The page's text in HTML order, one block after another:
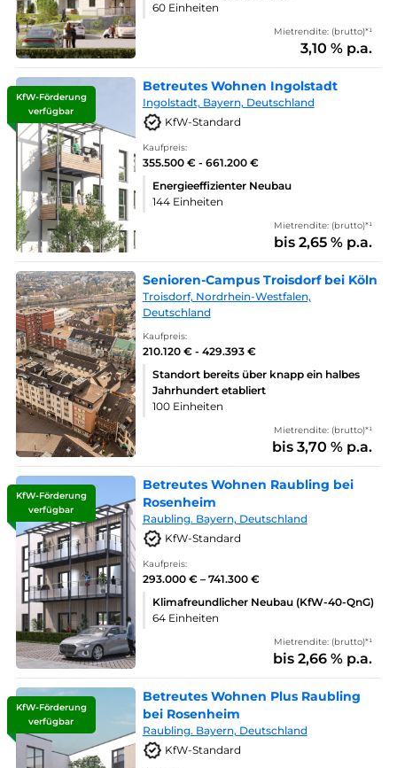
60 Einheiten
Mietrendite: (brutto)*¹
3,10 % p.a.
KfW-Förderung
verfügbar
Betreutes Wohnen Ingolstadt
Ingolstadt, Bayern, Deutschland
KfW-Standard
Kaufpreis:
355.500 € - 661.200 €
Energieeffizienter Neubau
144 Einheiten
Mietrendite: (brutto)*¹
bis 2,65 % p.a.
Senioren-Campus Troisdorf bei Köln
Troisdorf, Nordrhein-Westfalen,
Deutschland
Kaufpreis:
210.120 € - 429.393 €
Standort bereits über knapp ein halbes
Jahrhundert etabliert
100 Einheiten
Mietrendite: (brutto)*¹
bis 3,70 % p.a.
KfW-Förderung
verfügbar
Betreutes Wohnen Raubling bei
Rosenheim
Raubling. Bayern, Deutschland
KfW-Standard
Kaufpreis:
293.000 € – 741.300 €
Klimafreundlicher Neubau (KfW-40-QnG)
64 Einheiten
Mietrendite: (brutto)*¹
bis 2,66 % p.a.
KfW-Förderung
verfügbar
Betreutes Wohnen Plus Raubling
bei Rosenheim
Raubling. Bayern, Deutschland
KfW-Standard